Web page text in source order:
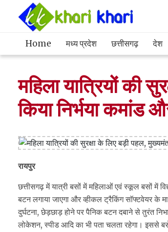
Home मध्य प्रदेश छत्तीसगढ़ देश
महिला यात्रियों की
किया निर्भया कमांड
रायपुर
छत्तीसगढ़ में यात्री बसों में महिलाओं एवं स्कूल बसों में
बटन लगाया जाएगा और व्हीकल ट्रैकिंग सॉफ्टवेयर के
दुर्घटना, छेड़छाड़ होने पर पैनिक बटन दबाने से तुरंत
लोकेशन, स्पीड आदि का भी पता चलता रहेगा। इससे